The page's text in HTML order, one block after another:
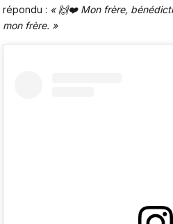
répondu : « 🙌❤️ Mon frère,
mon frère. »